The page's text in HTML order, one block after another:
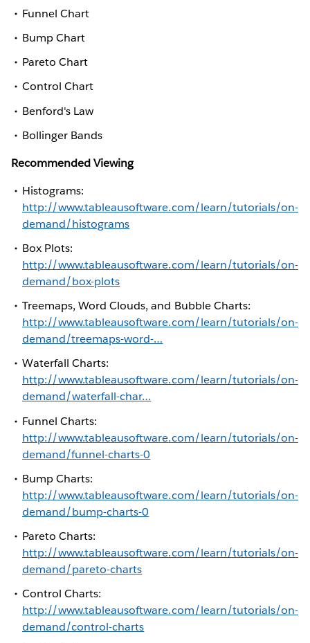
Funnel Chart
Bump Chart
Pareto Chart
Control Chart
Benford's Law
Bollinger Bands
Recommended Viewing
Histograms:
http://www.tableausoftware.com/learn/tutorials/on-
demand/histograms
Box Plots:
http://www.tableausoftware.com/learn/tutorials/on-
demand/box-plots
Treemaps, Word Clouds, and Bubble Charts:
http://www.tableausoftware.com/learn/tutorials/on-
demand/treemaps-word-…
Waterfall Charts:
http://www.tableausoftware.com/learn/tutorials/on-
demand/waterfall-char…
Funnel Charts:
http://www.tableausoftware.com/learn/tutorials/on-
demand/funnel-charts-0
Bump Charts:
http://www.tableausoftware.com/learn/tutorials/on-
demand/bump-charts-0
Pareto Charts:
http://www.tableausoftware.com/learn/tutorials/on-
demand/pareto-charts
Control Charts:
http://www.tableausoftware.com/learn/tutorials/on-
demand/control-charts